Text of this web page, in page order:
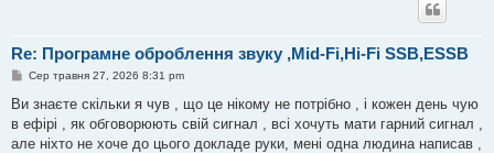
Re: Програмне оброблення звуку ,Mid-Fi,Hi-Fi SSB,ESSB
П
в
д
о
Сер травня 27, 2026 8:31 pm
Ви знаєте скільки я чув , що це нікому не потрібно , і кожен день чую
в ефірі , як обговорюють свій сигнал , всі хочуть мати гарний сигнал ,
але ніхто не хоче до цього докладе руки, мені одна людина написав ,